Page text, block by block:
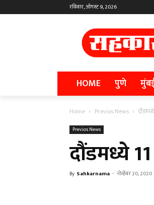
रविवार, ऑगस्ट 9, 2026
HOME पुणे
Home Previos News
Previos News
दौंडमध्ये
By Sahkarnama - नोव्हेंबर 20, 2020